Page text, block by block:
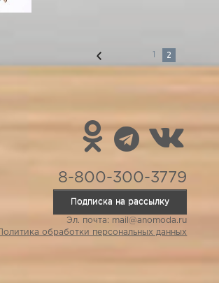
2
8-800-300-3779
Подписка на рассылку
Эл. почта: mail@anomoda.ru
Политика обработки персональных данных